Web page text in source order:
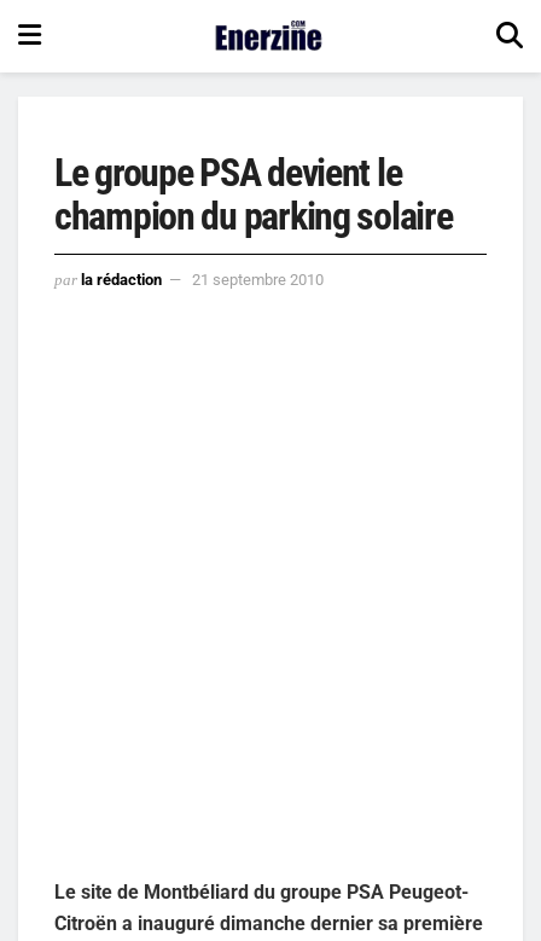
Le groupe PSA devient le
champion du parking solaire
par la rédaction 21 septembre 2010
Le site de Montbéliard du groupe PSA Peugeot-
Citroën a inauguré dimanche dernier sa première